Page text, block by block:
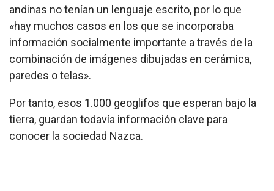
andinas no tenían un lenguaje escrito, por lo que
«hay muchos casos en los que se incorporaba
información socialmente importante a través de la
combinación de imágenes dibujadas en cerámica,
paredes o telas».
Por tanto, esos 1.000 geoglifos que esperan bajo la
tierra, guardan todavía información clave para
conocer la sociedad Nazca.